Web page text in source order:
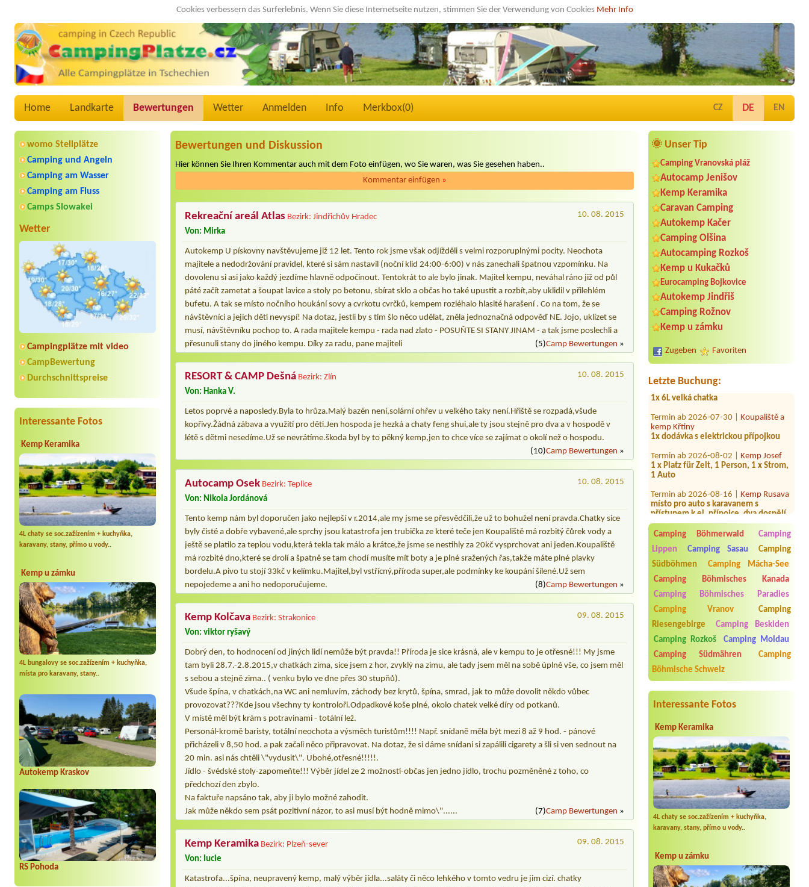
Cookies verbessern das Surferlebnis. Wenn Sie diese Internetseite nutzen, stimmen Sie der Verwendung von Cookies Mehr Info
Home Landkarte Bewertungen Wetter Anmelden Info Merkbox(0) CZ DE EN
womo Stellplätze
Camping und Angeln
Camping am Wasser
Camping am Fluss
Camps Slowakei
Wetter
Campingplätze mit video
CampBewertung
Durchschnittspreise
Interessante Fotos
Kemp Keramika
4L chaty se soc.zažízením + kuchyňka,
karavany, stany, přímo u vody..
Kemp u zámku
4L bungalovy se soc.zažízením + kuchyňka,
místa pro karavany, stany..
Autokemp Kraskov
RS Pohoda
🌞 Unser Tip
Camping Vranovská pláž
Autocamp Jenišov
Kemp Keramika
Caravan Camping
Autokemp Kačer
Camping Olšina
Autocamping Rozkoš
Kemp u Kukačků
Eurocamping Bojkovice
Autokemp Jindřiš
Camping Rožnov
Kemp u zámku
Zugeben Favoriten
Letzte Buchung:
Termin ab 2026-07-29 |
velký stan + 2 dospělí + 2 děti
Termin ab 2026-08-01 |Autokemp
1x 6L velká chatka
Termin ab 2026-07-30 |
kemp Křtiny
1x dodávka s elektrickou přípojkou
Termin ab 2026-08-02 |Kemp Josef
1 x Platz für Zelt, 1 Person, 1 x Strom,
1 Auto
Termin ab 2026-08-16 |
místo pro auto s karavanem s
přístupem k el. přípojce, dva dospělí
areál a kemp Bakov nad Jizerou
Chatka s kuchyňkou
Bílina Kyselka
3L chatka + lůžkoviny
Termin ab 2026-08-07 |Bylinkový
kemp Srbsko
1 místo pro 1 malý stan, 1 osoba
Termin ab 2026-08-08 |
Camp Borný
3l chatka 3 osoby
Termin ab 2026-08-14 |
Camping Böhmerwald
Camping
Lippen
Camping Sasau
Camping
Südböhmen
Camping Mácha-See
Camping Böhmisches Kanada
Camping Böhmisches Paradies
Camping Vranov
Camping
Riesengebirge
Camping Beskiden
Camping Rozkoš
Camping Moldau
Camping Südmähren
Camping
Böhmische Schweiz
Interessante Fotos
Kemp Keramika
4L chaty se soc.zažízením + kuchyňka,
karavany, stany, přímo u vody..
Kemp u zámku
Bewertungen und Diskussion
Hier können Sie Ihren Kommentar auch mit dem Foto einfügen, wo Sie waren, was Sie gesehen haben..
Kommentar einfügen »
Rekreační areál Atlas Bezirk: Jindřichův Hradec
10. 08. 2015
Von: Mirka
Autokemp U pískovny navštěvujeme již 12 let. Tento rok jsme však odjížděli s velmi rozporuplnými pocity. Neochota
majitele a nedodržování pravidel, které si sám nastavil (noční klid 24:00-6:00) v nás zanechali špatnou vzpomínku. Na
dovolenu si asi jako každý jezdíme hlavně odpočinout. Tentokrát to ale bylo jinak. Majitel kempu, neváhal ráno již od půl
páté začít zametat a šoupat lavice a stoly po betonu, sbírat sklo a občas ho také upustit a rozbít,aby uklidil v přilehlém
bufetu. A tak se místo nočního houkání sovy a cvrkotu cvrčků, kempem rozléhalo hlasité harašení . Co na tom, že se
návštěvníci a jejich děti nevyspí! Na dotaz, jestli by s tím šlo něco udělat, zněla jednoznačná odpověď NE. Jojo, uklízet se
musí, návštěvníku pochop to. A rada majitele kempu - rada nad zlato - POSUŇTE SI STANY JINAM - a tak jsme poslechli a
přesunuli stany do jiného kempu. Díky za radu, pane majiteli
(5)Camp Bewertungen »
RESORT & CAMP Dešná Bezirk: Zlín
10. 08. 2015
Von: Hanka V.
Letos poprvé a naposledy.Byla to hrůza.Malý bazén není,solární ohřev u velkého taky není.Hřiště se rozpadá,všude
kopřivy.Žádná zábava a využití pro děti.Jen hospoda je hezká a chaty feng shui,ale ty jsou stejně pro dva a v hospodě v
létě s dětmi nesedíme.Už se nevrátíme.škoda byl by to pěkný kemp,jen to chce více se zajímat o okolí než o hospodu.
(10)Camp Bewertungen »
Autocamp Osek Bezirk: Teplice
10. 08. 2015
Von: Nikola Jordánová
Tento kemp nám byl doporučen jako nejlepší v r.2014,ale my jsme se přesvědčili,že už to bohužel není pravda.Chatky sice
byly čisté a dobře vybavené,ale sprchy jsou katastrofa jen trubička ze které teče jen Koupaliště má rozbitý čůrek vody a
ještě se platilo za teplou vodu,která tekla tak málo a krátce,že jsme se nestihly za 20kč vysprchovat ani jeden.Koupaliště
má rozbité dno,které se drolí a špatně se tam chodí musíte mít boty a je plné sražených řas,takže máte plné plavky
bordelu.A pivo tu stojí 33kč v kelímku.Majitel,byl vstřícný,příroda super,ale podmínky ke koupání šílené.Už sem
nepojedeme a ani ho nedoporučujeme.
(8)Camp Bewertungen »
Kemp Kolčava Bezirk: Strakonice
09. 08. 2015
Von: viktor ryšavý
Dobrý den, to hodnocení od jiných lidí nemůže být pravda!! Příroda je sice krásná, ale v kempu to je otřesné!!! My jsme
tam byli 28.7.-2.8.2015,v chatkách zima, sice jsem z hor, zvyklý na zimu, ale tady jsem měl na sobě úplně vše, co jsem měl
s sebou a stejně zima.. ( venku bylo ve dne přes 30 stupňů).
Všude špína, v chatkách,na WC ani nemluvím, záchody bez krytů, špína, smrad, jak to může dovolit někdo vůbec
provozovat???Kde jsou všechny ty kontroloři.Odpadkové koše plné, okolo chatek velké díry od potkanů.
V místě měl být krám s potravinami - totální lež.
Personál-kromě baristy, totální neochota a výsměch turistům!!!! Např. snídaně měla být mezi 8 až 9 hod. - pánové
přicházeli v 8,50 hod. a pak začali něco připravovat. Na dotaz, že si dáme snídani si zapálili cigarety a šli si ven sednout na
20 min. asi nás chtěli \"vydusit\". Ubohé,otřesné!!!!!.
Jídlo - švédské stoly-zapomeňte!!! Výběr jídel ze 2 možností-občas jen jedno jídlo, trochu pozměněné z toho, co
předchozí den zbylo.
Na faktuře napsáno tak, aby ji bylo možné zahodit.
Jak může někdo sem psát pozitivní názor, to asi musí být hodně mimo\"......
(7)Camp Bewertungen »
Kemp Keramika Bezirk: Plzeň-sever
09. 08. 2015
Von: lucie
Katastrofa...špína, neupravený kemp, malý výběr jídla...saláty či něco lehkého v tomto vedru je jim cizí. chatky